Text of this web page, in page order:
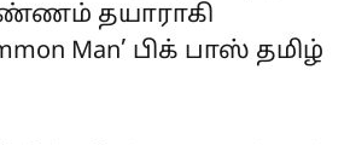
தயாராகி
Man’ பிக் பாஸ் தமிழ்